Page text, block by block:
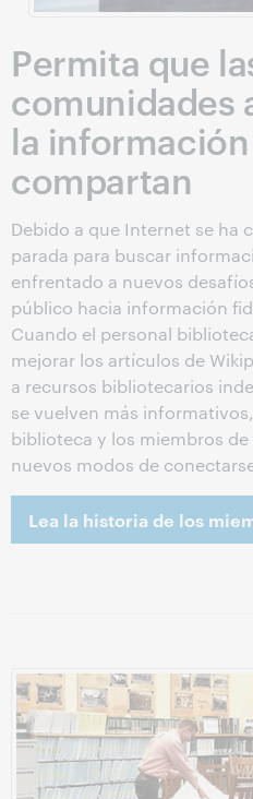
Permita que
comunidades
la
compartan
Debido a que Internet se ha
parada para buscar
enfrentado a nuevos
público hacia información
Cuando el personal
mejorar los artículos de
a recursos bibliotecarios
se vuelven más
biblioteca y los miembros
nuevos modos de
Lea la historia de los